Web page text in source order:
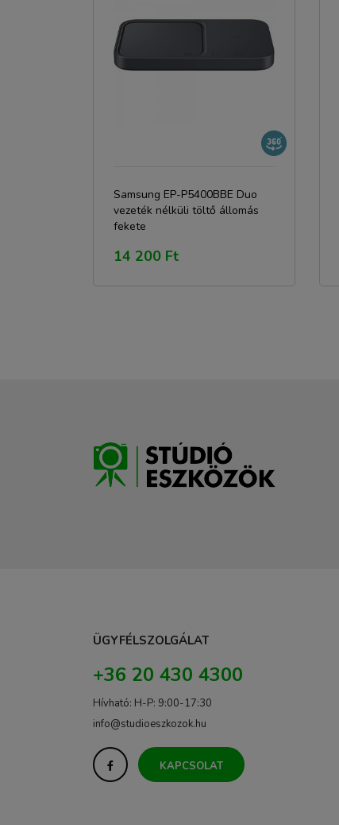
Samsung EP-P5400BBE Duo
vezeték nélküli töltő állomás
fekete
14 200 Ft
ÜGYFÉLSZOLGÁLAT
+36 20 430 4300
Hívható: H-P: 9:00-17:30
info@studioeszkozok.hu
KAPCSOLAT